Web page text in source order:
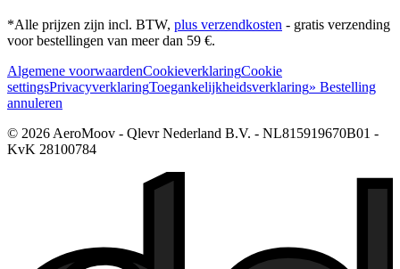
*Alle prijzen zijn incl. BTW, plus verzendkosten - gratis verzending
voor bestellingen van meer dan 59 €.
Algemene voorwaardenCookieverklaringCookie
settingsPrivacyverklaringToegankelijkheidsverklaring» Bestelling
annuleren
© 2026 AeroMoov - Qlevr Nederland B.V. - NL815919670B01 -
KvK 28100784